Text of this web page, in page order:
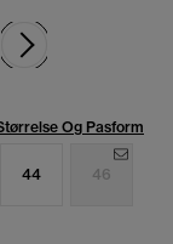
Og Pasform
44 46